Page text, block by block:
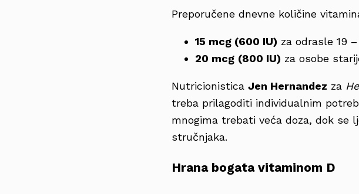
Preporučene dnevne količine
15 mcg (600 IU) za odrasle 19
20 mcg (800 IU) za osobe
Nutricionistica Jen Hernandez za
treba prilagoditi individualnim
mnogima trebati veća doza, dok se
stručnjaka.
Hrana bogata vitaminom D